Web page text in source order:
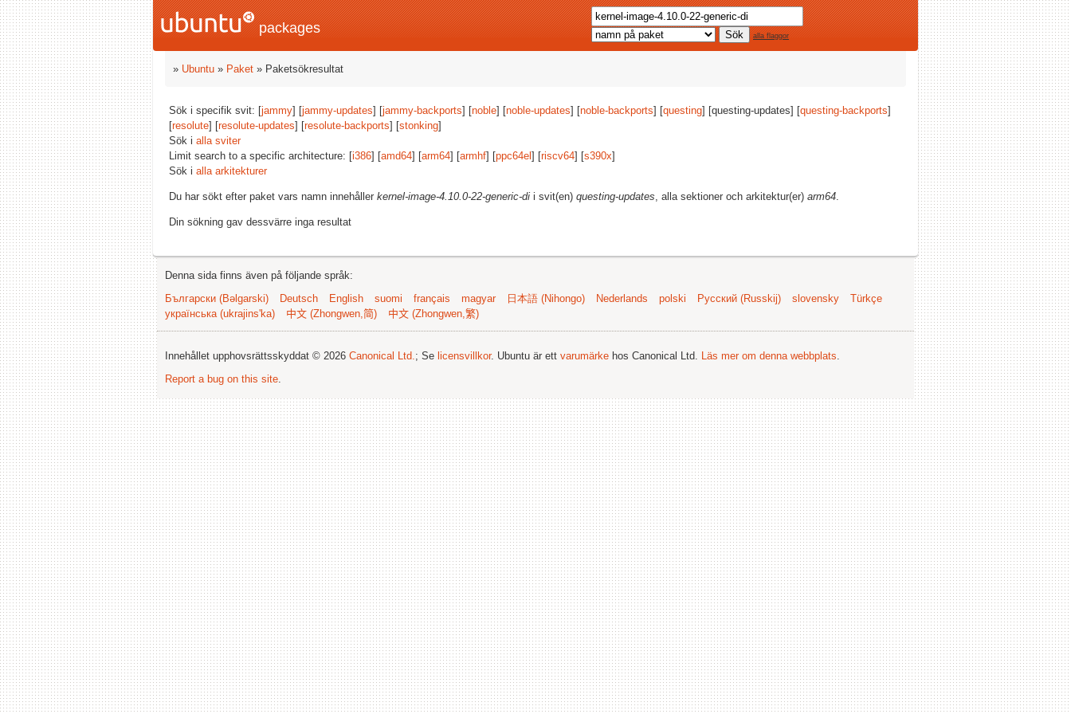
packages alla flaggor
» Ubuntu » Paket » Paketsökresultat
Sök i specifik svit: [jammy] [jammy-updates] [jammy-backports] [noble] [noble-updates] [noble-backports] [questing] [questing-updates] [questing-backports]
[resolute] [resolute-updates] [resolute-backports] [stonking]
Sök i alla sviter
Limit search to a specific architecture: [i386] [amd64] [arm64] [armhf] [ppc64el ] [riscv64] [s390x]
Sök i alla arkitekturer
Du har sökt efter paket vars namn innehåller kernel-image-4.10.0-22-generic-di i svit(en) questing-updates, alla sektioner och arkitektur(er) arm64.
Din sökning gav dessvärre inga resultat
Denna sida finns även på följande språk:
Български (Bəlgarski)
Deutsch English suomi français magyar 日本語 (Nihongo) Nederlands polski Русский (Russkij) slovensky
Türkçe
українська (ukrajins'ka)
中文 (Zhongwen,简) 中文 (Zhongwen,繁)
Innehållet upphovsrättsskyddat © 2026 Canonical Ltd.; Se licensvillkor. Ubuntu är ett varumärke hos Canonical Ltd. Läs mer om denna webbplats.
Report a bug on this site.